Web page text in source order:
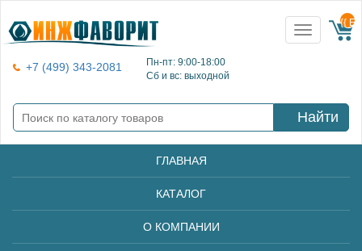
+7 (499) 343-2081
Пн-пт: 9:00-18:00
Сб и вс: выходной
Toggle
navigation
{{
Найти
ГЛАВНАЯ
КАТАЛОГ
О КОМПАНИИ